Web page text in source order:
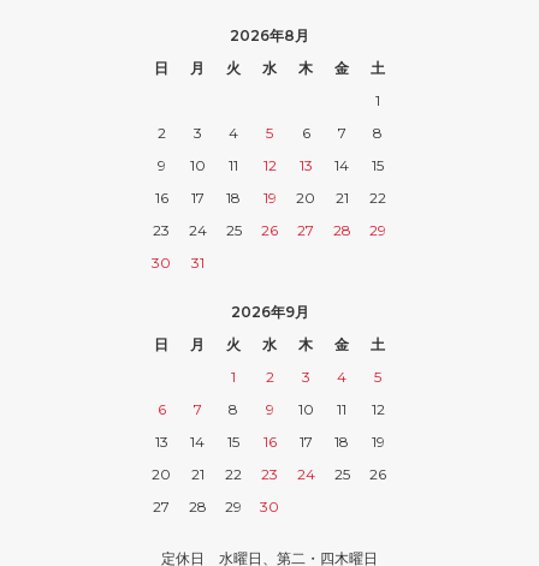
2026年8月
日
月 火 水 木 金
土
1
2
3 4 5 6 7
8
9
10 11 12 13 14
15
16
17 18 19 20 21
22
23
24 25 26 27 28
29
30
31
2026年9月
日
月 火 水 木 金
土
1
2 3 4
5
6
7 8 9 10 11
12
13
14 15 16 17 18
19
20
21 22 23 24 25
26
27
28 29 30
定休日 水曜日、第二・四木曜日